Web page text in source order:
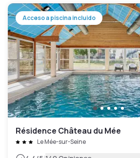
Acceso a piscina incluido
Résidence Château du Mée
Le Mée-sur-Seine